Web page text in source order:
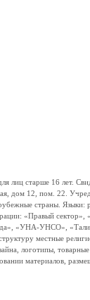
старше 16 лет.
дом 12, пом. 22.
страны.
«Правый
«УНА-УНСО»,
местные
логотипы,
материалов,